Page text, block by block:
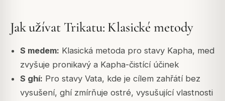
Jak užívat Trikatu: Klasické metody
S medem: Klasická metoda pro stavy Kapha, med
zvyšuje pronikavý a Kapha-čistící účinek
S ghí: Pro stavy Vata, kde je cílem zahřátí bez
vysušení, ghí zmírňuje ostré, vysušující vlastnosti